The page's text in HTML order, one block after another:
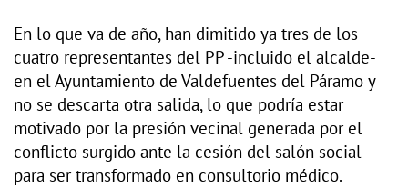
En lo que va de año, han dimitido ya tres de los
cuatro representantes del PP -incluido el alcalde-
en el Ayuntamiento de Valdefuentes del Páramo y
no se descarta otra salida, lo que podría estar
motivado por la presión vecinal generada por el
conflicto surgido ante la cesión del salón social
para ser transformado en consultorio médico.